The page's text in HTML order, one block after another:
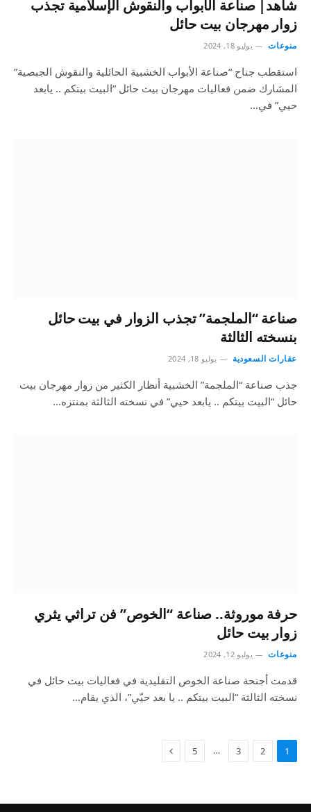
شاهد| صناعة الأبواب والنقوش الإسلامية تجذب
زوار مهرجان بيت حائل
منوعات يوليو 18, 2024
استقطب جناح “صناعة الأبواب الخشبية الحائلية والنقوش الجبصية”
المشارك ضمن فعاليات مهرجان بيت حائل “البيت بيتكم .. يابعد
حيي” في…
صناعة “الملجمة” تجذب الزوار في بيت حائل
بنسخته الثالثة
عقارات السعودية يوليو 18, 2024
جذب صناعة “الملجمة” الخشبية أنظار الكثير من زوار مهرجان بيت
حائل “البيت بيتكم .. يابعد حيي” في نسخته الثالثة بمنتزه…
حرفة موروثة.. صناعة “الخوص” فن تراثي يثري
زوار بيت حائل
منوعات يوليو 12, 2024
قدمت أجنحة صناعة الخوص التقليدية في فعاليات بيت حائل في
نسخته الثالثة “البيت ‏بيتكم .. يا بعد حيّي”، الذي يقام…
1
2
3
…
5